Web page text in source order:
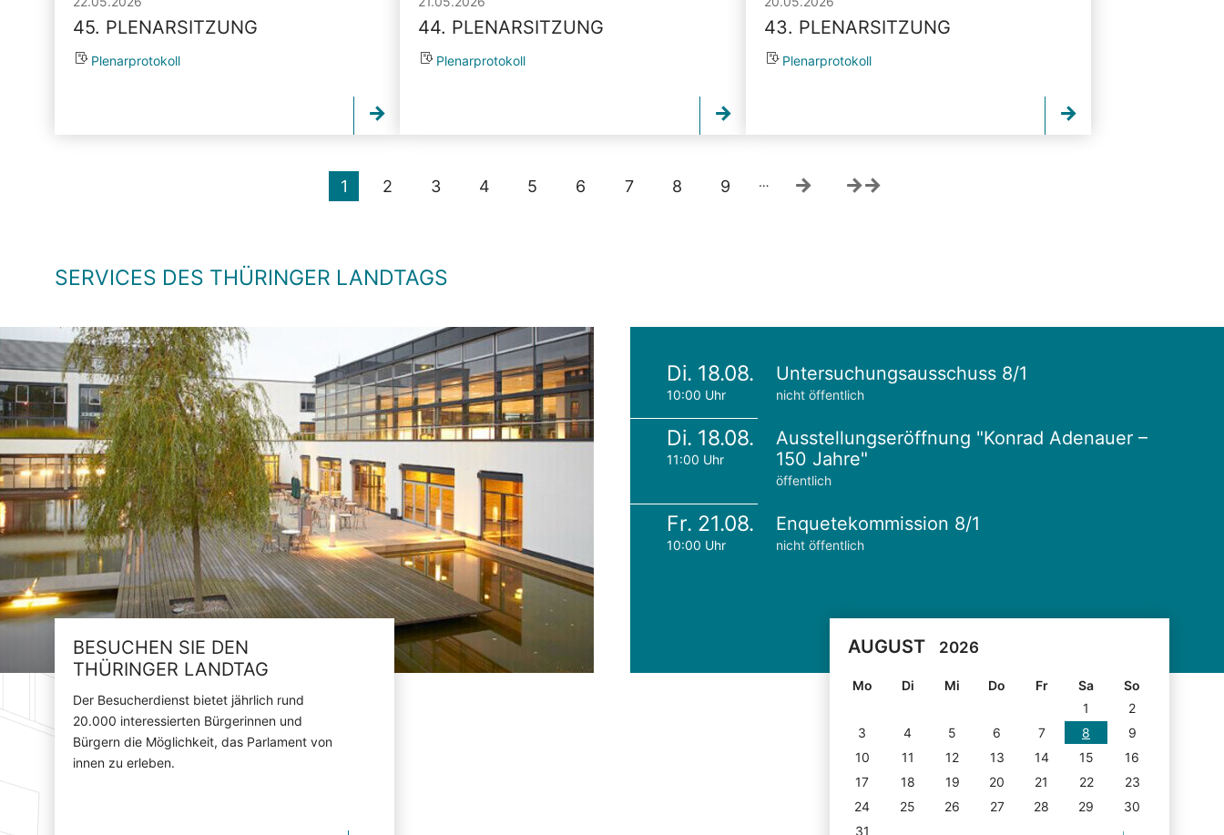
45. PLENARSITZUNG
Plenarprotokoll
44. PLENARSITZUNG
Plenarprotokoll
43. PLENARSITZUNG
Plenarprotokoll
1 2 3 4 5 6 7 8 9 …
SERVICES DES THÜRINGER LANDTAGS
BESUCHEN SIE DEN
THÜRINGER LANDTAG
Der Besucherdienst bietet jährlich rund
20.000 interessierten Bürgerinnen und
Bürgern die Möglichkeit, das Parlament von
innen zu erleben.
Di. 18.08.
10:00 Uhr
Untersuchungsausschuss 8/1
nicht öffentlich
Di. 18.08.
11:00 Uhr
Ausstellungseröffnung "Konrad Adenauer –
150 Jahre"
öffentlich
Fr. 21.08.
10:00 Uhr
Enquetekommission 8/1
nicht öffentlich
AUGUST 2026
Mo Di Mi Do Fr Sa
So
1
2
3
4 5 6 7 8
9
10
11 12 13 14 15
16
17
18 19 20 21 22
23
24
25 26 27 28 29
30
31